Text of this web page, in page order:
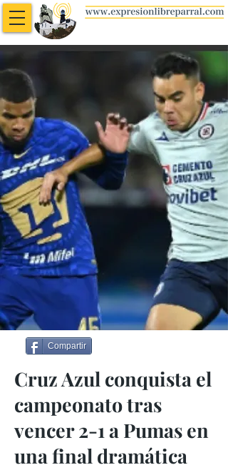
Compartir
Cruz Azul conquista el
campeonato tras
vencer 2-1 a Pumas en
una final dramática